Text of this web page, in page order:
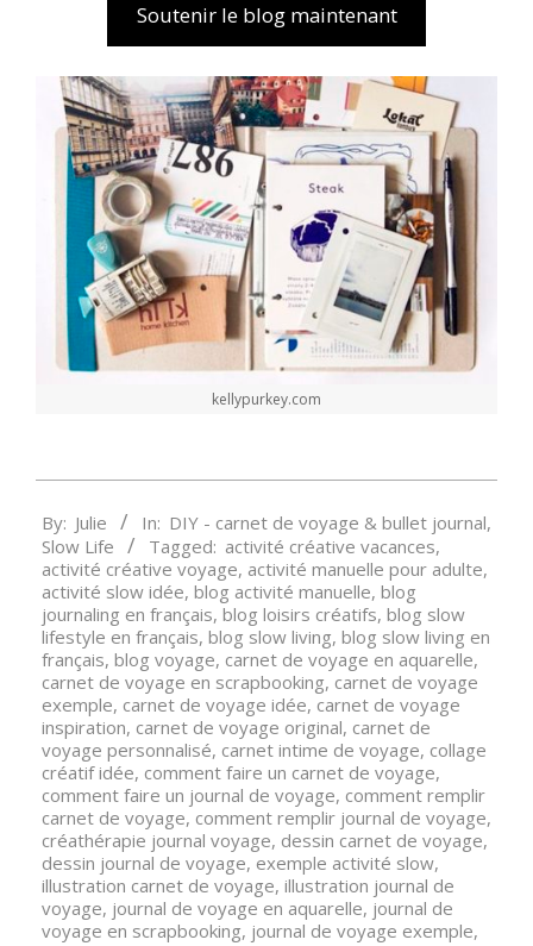
Soutenir le blog maintenant
kellypurkey.com
04-
02
By: Julie In: DIY - carnet de voyage & bullet journal,
Slow Life
Tagged: activité créative vacances,
activité créative voyage, activité manuelle pour adulte,
activité slow idée, blog activité manuelle, blog
journaling en français, blog loisirs créatifs, blog slow
lifestyle en français, blog slow living, blog slow living en
français, blog voyage, carnet de voyage en aquarelle,
carnet de voyage en scrapbooking, carnet de voyage
exemple, carnet de voyage idée, carnet de voyage
inspiration, carnet de voyage original, carnet de
voyage personnalisé, carnet intime de voyage, collage
créatif idée, comment faire un carnet de voyage,
comment faire un journal de voyage, comment remplir
carnet de voyage, comment remplir journal de voyage,
créathérapie journal voyage, dessin carnet de voyage,
dessin journal de voyage, exemple activité slow,
illustration carnet de voyage, illustration journal de
voyage, journal de voyage en aquarelle, journal de
voyage en scrapbooking, journal de voyage exemple,